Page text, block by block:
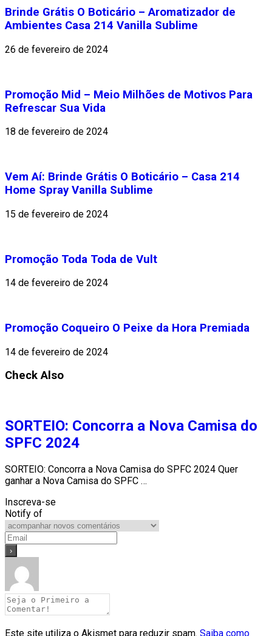
Brinde Grátis O Boticário – Aromatizador de
Ambientes Casa 214 Vanilla Sublime
26 de fevereiro de 2024
Promoção Mid – Meio Milhões de Motivos Para
Refrescar Sua Vida
18 de fevereiro de 2024
Vem Aí: Brinde Grátis O Boticário – Casa 214
Home Spray Vanilla Sublime
15 de fevereiro de 2024
Promoção Toda Toda de Vult
14 de fevereiro de 2024
Promoção Coqueiro O Peixe da Hora Premiada
14 de fevereiro de 2024
Check Also
SORTEIO: Concorra a Nova Camisa do
SPFC 2024
SORTEIO: Concorra a Nova Camisa do SPFC 2024 Quer
ganhar a Nova Camisa do SPFC …
Inscreva-se
Notify of
Este site utiliza o Akismet para reduzir spam. Saiba como